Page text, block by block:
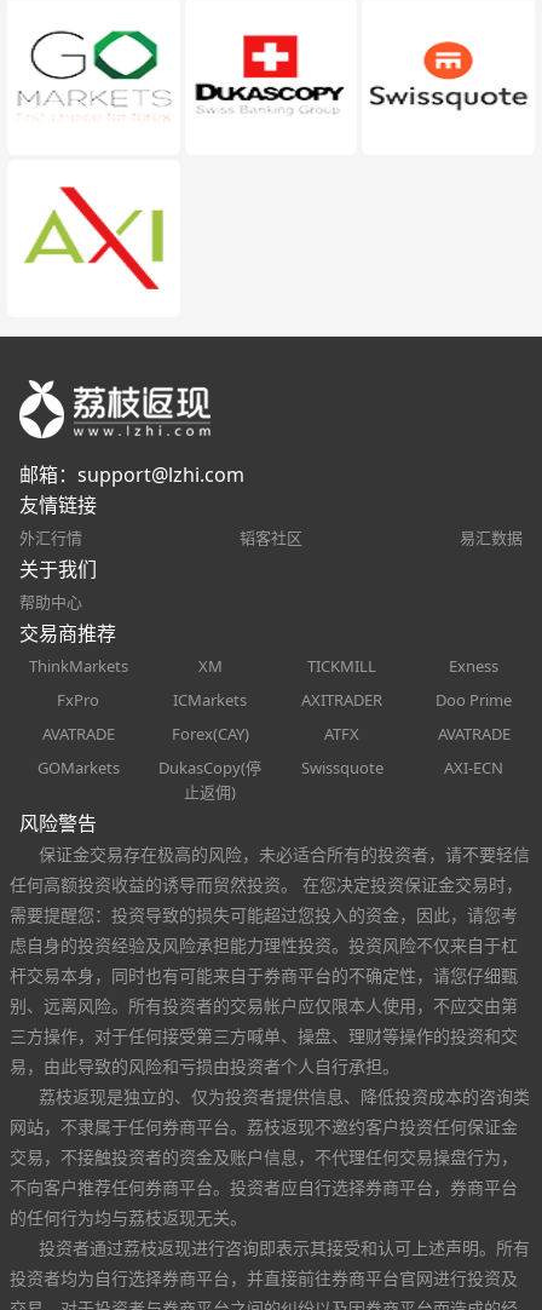
邮箱： support@lzhi.com
友情链接
外汇行情 韬客社区 易汇数据
关于我们
帮助中心
交易商推荐
ThinkMarkets XM TICKMILL
Exness
FxPro
ICMarkets AXITRADER
Doo Prime
AVATRADE
Forex(CAY) ATFX
AVATRADE
GOMarkets
DukasCopy(停
止返佣)
Swissquote AXI-ECN
风险警告
保证金交易存在极高的风险，未必适合所有的投资者，请不要轻信
任何高额投资收益的诱导而贸然投资。 在您决定投资保证金交易时，
需要提醒您：投资导致的损失可能超过您投入的资金，因此，请您考
虑自身的投资经验及风险承担能力理性投资。投资风险不仅来自于杠
杆交易本身，同时也有可能来自于券商平台的不确定性，请您仔细甄
别、远离风险。所有投资者的交易帐户应仅限本人使用，不应交由第
三方操作，对于任何接受第三方喊单、操盘、理财等操作的投资和交
易，由此导致的风险和亏损由投资者个人自行承担。
荔枝返现是独立的、仅为投资者提供信息、降低投资成本的咨询类
网站，不隶属于任何券商平台。荔枝返现不邀约客户投资任何保证金
交易，不接触投资者的资金及账户信息，不代理任何交易操盘行为，
不向客户推荐任何券商平台。投资者应自行选择券商平台，券商平台
的任何行为均与荔枝返现无关。
投资者通过荔枝返现进行咨询即表示其接受和认可上述声明。所有
投资者均为自行选择券商平台，并直接前往券商平台官网进行投资及